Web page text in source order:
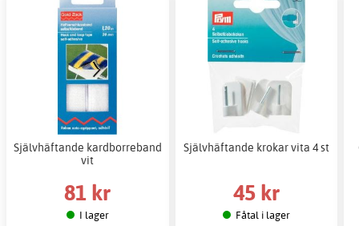
Självhäftande kardborreband
vit
81 kr
I lager
Självhäftande krokar vita 4 st
45 kr
Fåtal i lager